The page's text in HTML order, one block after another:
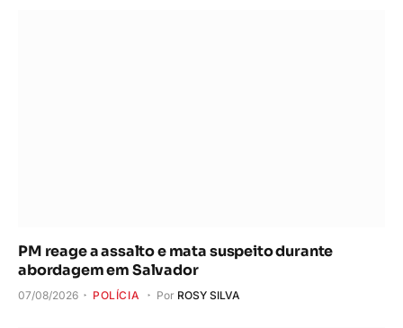
PM reage a assalto e mata suspeito durante
abordagem em Salvador
07/08/2026 POLÍCIA Por ROSY SILVA